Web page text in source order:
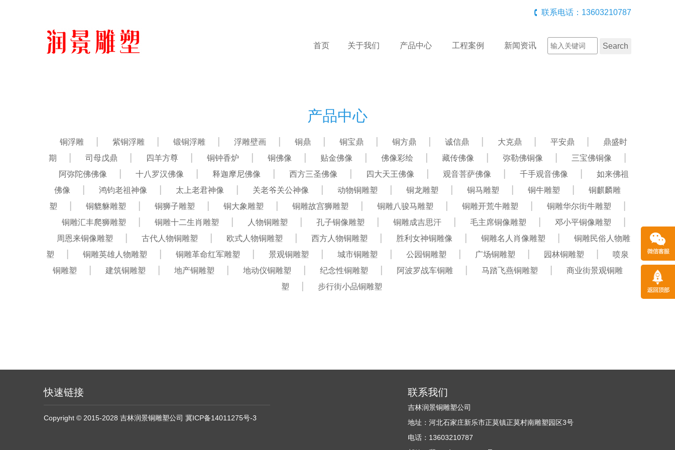
联系电话：13603210787
首页 关于我们 产品中心 工程案例 新闻资讯
产品中心
铜浮雕 紫铜浮雕 锻铜浮雕 浮雕壁画 铜鼎 铜宝鼎 铜方鼎 诚信鼎 大克鼎 平安鼎
鼎盛时
期
司母戊鼎 四羊方尊 铜钟香炉 铜佛像 贴金佛像 佛像彩绘 藏传佛像 弥勒佛铜像
三宝佛铜像
阿弥陀佛佛像
十八罗汉佛像 释迦摩尼佛像 西方三圣佛像 四大天王佛像 观音菩萨佛像 千手观音佛像
如来佛祖
佛像
鸿钧老祖神像 太上老君神像 关老爷关公神像 动物铜雕塑 铜龙雕塑 铜马雕塑 铜牛雕塑
铜麒麟雕
塑
铜貔貅雕塑 铜狮子雕塑 铜大象雕塑 铜雕故宫狮雕塑 铜雕八骏马雕塑 铜雕开荒牛雕塑
铜雕华尔街牛雕塑
铜雕汇丰爬狮雕塑
铜雕十二生肖雕塑 人物铜雕塑 孔子铜像雕塑 铜雕成吉思汗 毛主席铜像雕塑
邓小平铜像雕塑
周恩来铜像雕塑
古代人物铜雕塑 欧式人物铜雕塑 西方人物铜雕塑 胜利女神铜雕像 铜雕名人肖像雕塑
铜雕民俗人物雕
塑
铜雕英雄人物雕塑 铜雕革命红军雕塑 景观铜雕塑 城市铜雕塑 公园铜雕塑 广场铜雕塑 园林铜雕塑
喷泉
铜雕塑
建筑铜雕塑 地产铜雕塑 地动仪铜雕塑 纪念性铜雕塑 阿波罗战车铜雕 马踏飞燕铜雕塑
商业街景观铜雕
塑
步行街小品铜雕塑
快速链接
Copyright © 2015-2028 吉林润景铜雕塑公司 冀ICP备14011275号-3
联系我们
吉林润景铜雕塑公司
地址：河北石家庄新乐市正莫镇正莫村南雕塑园区3号
电话：13603210787